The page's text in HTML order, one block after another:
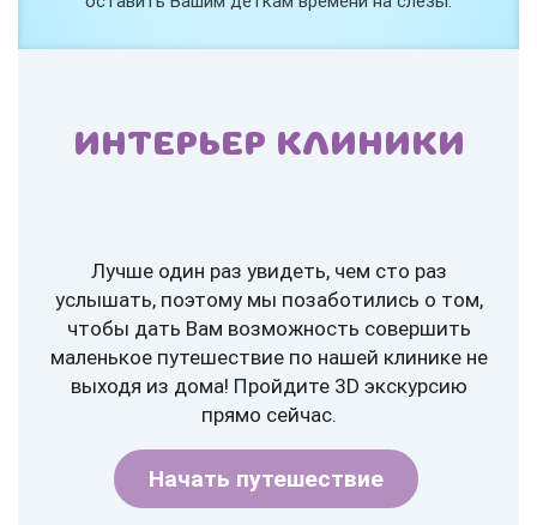
ИНТЕРЬЕР КЛИНИКИ
Лучше один раз увидеть, чем сто раз
услышать, поэтому мы позаботились о том,
чтобы дать Вам возможность совершить
маленькое путешествие по нашей клинике не
выходя из дома! Пройдите 3D экскурсию
прямо сейчас.
Начать путешествие